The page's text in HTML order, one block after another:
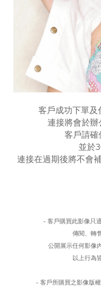
客戶成功下單及
連接將會於辦
客戶請確
並於
連接在過期後將不會
- 客戶購買此影像只
傳閱、轉
公開展示任何影像
以上行為
- 客戶所購買之影像版